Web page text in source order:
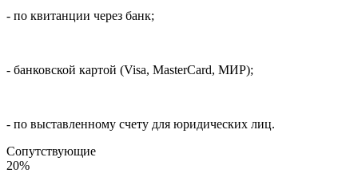
- по квитанции через банк;
- банковской картой (Visa, MasterCard, МИР);
- по выставленному счету для юридических лиц.
Cопутствующие
20%